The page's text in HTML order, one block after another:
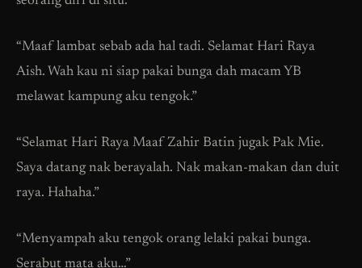
“Maaf lambat sebab ada hal tadi. Selamat Hari Raya
Aish. Wah kau ni siap pakai bunga dah macam YB
melawat kampung aku tengok.”
“Selamat Hari Raya Maaf Zahir Batin jugak Pak Mie.
Saya datang nak berayalah. Nak makan-makan dan duit
raya. Hahaha.”
“Menyampah aku tengok orang lelaki pakai bunga.
Serabut mata aku…”